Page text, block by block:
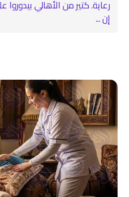
رعاية. كتير من الأهالي
إن ...